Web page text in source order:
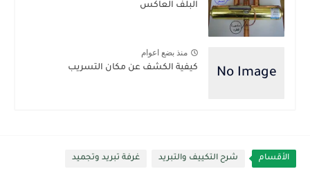
البلف العاكس
منذ بضع اعوام
كيفية الكشف عن مكان التسريب
الأقسام شرح التكييف والتبريد غرفة تبريد وتجميد